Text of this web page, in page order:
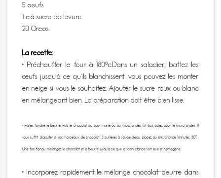
5 oeufs
1 c.à sucre de levure
20 Oreos
La recette:
• Préchauffer le four à 180°c.Dans un saladier, battez les
œufs jusqu’à ce qu’ils blanchissent. vous pouvez les monter
en neige si vous le souhaitez. Ajouter le sucre roux ou blanc
en mélangeant bien. La préparation doit être bien lisse.
• Faites fondre le beurre. Puis le chocolat au bain marie ou au micro-ondes (si vous optez pour le micro-ondes, il
vous suffit d’ajouter à vos morceaux de chocolat, 3 cuillères à soupe d’eau, placez au micro-onde 1minutes 30′) .
Une fois fondu, mélangez le chocolat et le beurre jusqu’à ce que la consistance soit lisse et homogène.
• Incorporez rapidement le mélange chocolat-beurre dans